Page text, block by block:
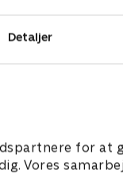
Detaljer
for at
Vores